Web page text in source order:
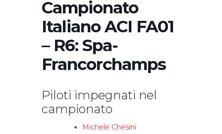
Campionato
Italiano ACI FA01
– R6: Spa-
Francorchamps
Piloti impegnati nel
campionato
Michele Chesini